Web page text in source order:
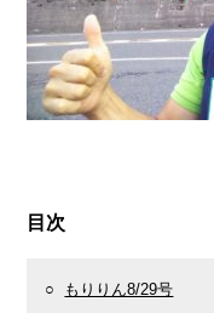
目次
○ もりりん8/29号